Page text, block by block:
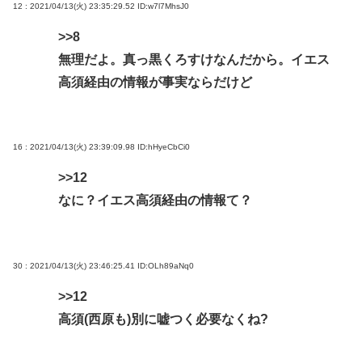
12 : 2021/04/13(火) 23:35:29.52 ID:w7l7MhsJ0
>>8
無理だよ。真っ黒くろすけなんだから。イエス
高須経由の情報が事実ならだけど
16 : 2021/04/13(火) 23:39:09.98 ID:hHyeCbCi0
>>12
なに？イエス高須経由の情報て？
30 : 2021/04/13(火) 23:46:25.41 ID:OLh89aNq0
>>12
高須(西原も)別に嘘つく必要なくね?